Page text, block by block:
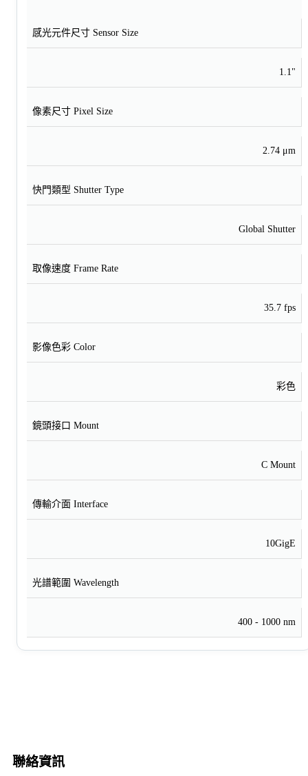
感光元件尺寸 Sensor Size
1.1"
像素尺寸 Pixel Size
2.74 μm
快門類型 Shutter Type
Global Shutter
取像速度 Frame Rate
35.7 fps
影像色彩 Color
彩色
鏡頭接口 Mount
C Mount
傳輸介面 Interface
10GigE
光譜範圍 Wavelength
400 - 1000 nm
聯絡資訊